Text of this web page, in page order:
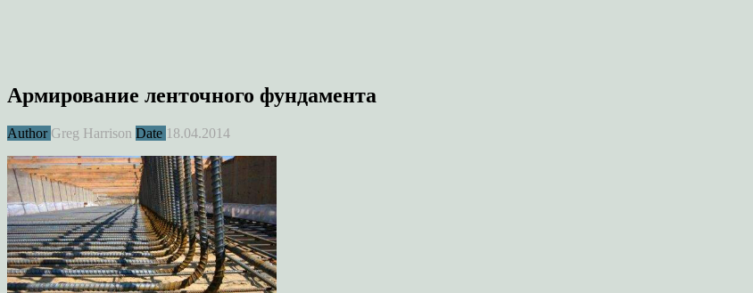
Армирование ленточного фундамента
Author Greg Harrison Date 18.04.2014